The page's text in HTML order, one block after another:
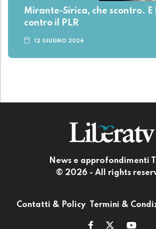
Mirante-Sirica, che scontro. E
contro il PLR
12 GIUGNO 2026
News e approfondimenti
© 2026 - All rights
Contatti & Policy Termini &